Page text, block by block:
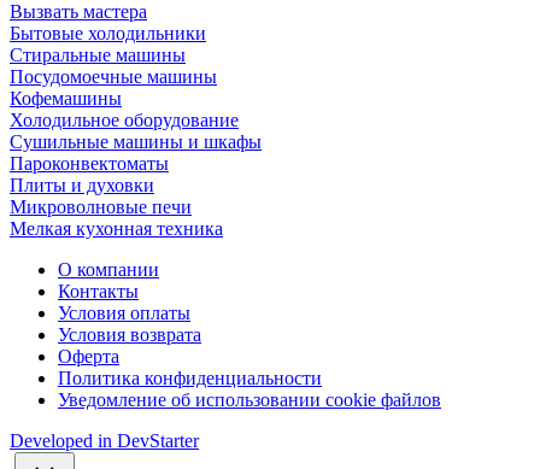
Вызвать мастера
Бытовые холодильники
Стиральные машины
Посудомоечные машины
Кофемашины
Холодильное оборудование
Сушильные машины и шкафы
Пароконвектоматы
Плиты и духовки
Микроволновые печи
Мелкая кухонная техника
О компании
Контакты
Условия оплаты
Условия возврата
Оферта
Политика конфиденциальности
Уведомление об использовании cookie файлов
Developed in DevStarter